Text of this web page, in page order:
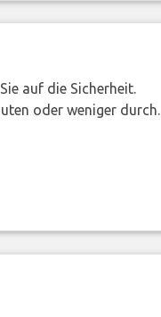
auf die Sicherheit.
oder weniger durch.